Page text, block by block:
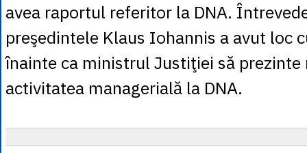
avea raportul referitor la DNA.
preşedintele Klaus Iohannis a avut loc
înainte ca ministrul Justiţiei să
activitatea managerială la DNA.